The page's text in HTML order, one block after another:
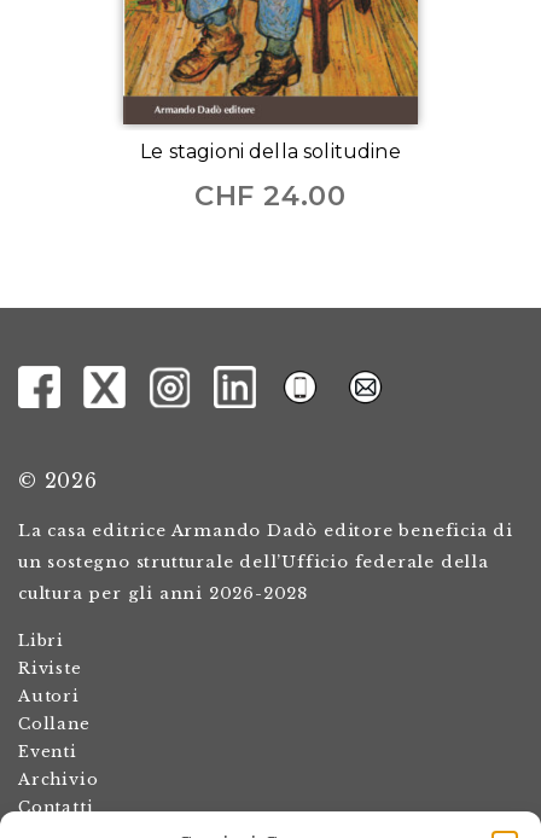
Le stagioni della solitudine
CHF 24.00
© 2026
La casa editrice Armando Dadò editore beneficia di
un sostegno strutturale dell’Ufficio federale della
cultura per gli anni 2026-2028
Libri
Riviste
Autori
Collane
Eventi
Archivio
Contatti